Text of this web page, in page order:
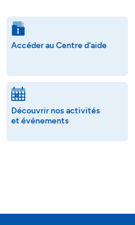
Accéder au Centre d'aide
Découvrir nos activités
et événements